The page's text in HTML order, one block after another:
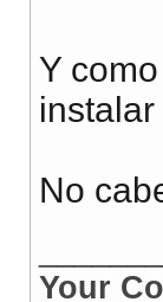
Y
No
Your